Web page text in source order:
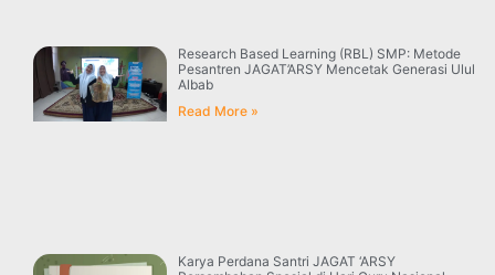
Research Based Learning (RBL) SMP: Metode
Pesantren JAGAT’ARSY Mencetak Generasi Ulul
Albab
Read More »
Karya Perdana Santri JAGAT ‘ARSY